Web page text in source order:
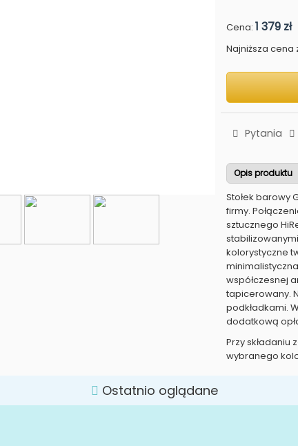
Cena:1 379 zł
Najniższa cena
Pytania
Opis produktu
Stołek barowy
firmy.
sztucznego
kolorystyczne
współczesnej
tapicerowany.
podkładkami.
dodatkową
Przy
wybranego
Ostatnio oglądane